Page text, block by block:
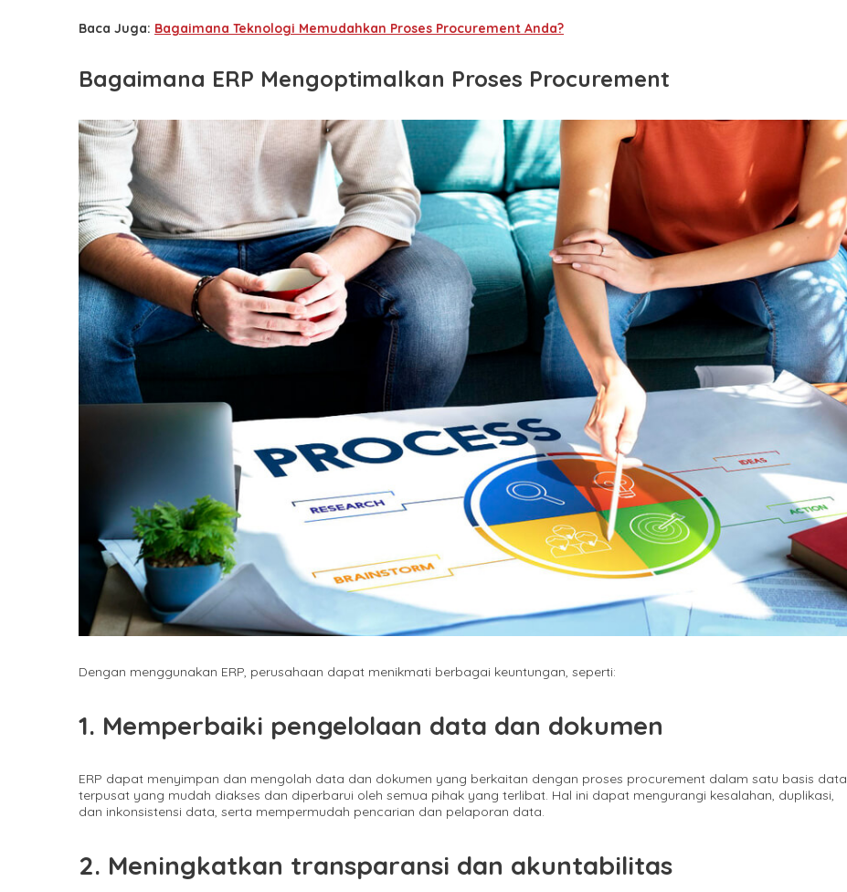
Baca Juga: Bagaimana Teknologi Memudahkan Proses Procurement Anda?
Bagaimana ERP Mengoptimalkan Proses Procurement
Dengan menggunakan ERP, perusahaan dapat menikmati berbagai keuntungan, seperti:
1. Memperbaiki pengelolaan data dan dokumen
ERP dapat menyimpan dan mengolah data dan dokumen yang berkaitan dengan proses procurement dalam satu basis data
terpusat yang mudah diakses dan diperbarui oleh semua pihak yang terlibat. Hal ini dapat mengurangi kesalahan, duplikasi,
dan inkonsistensi data, serta mempermudah pencarian dan pelaporan data.
2. Meningkatkan transparansi dan akuntabilitas